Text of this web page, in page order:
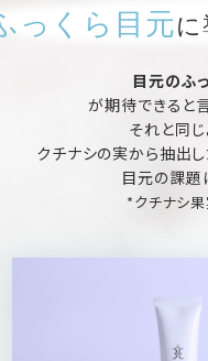
っくら目元
目元のふ
が期待できると
それと同
クチナシの実から抽出し
目元の課題
*クチナシ果